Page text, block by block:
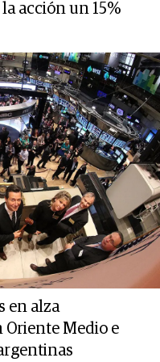
acción un 15%
en alza
Oriente Medio e